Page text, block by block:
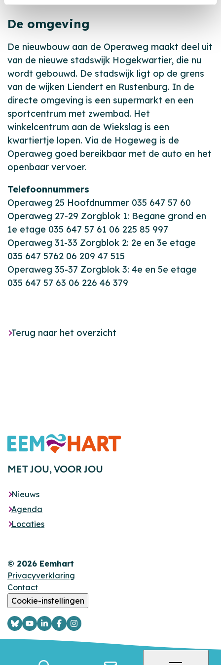
De omgeving
De nieuwbouw aan de Operaweg maakt deel uit
van de nieuwe stadswijk Hogekwartier, die nu
wordt gebouwd. De stadswijk ligt op de grens
van de wijken Liendert en Rustenburg. In de
directe omgeving is een supermarkt en een
sportcentrum met zwembad. Het
winkelcentrum aan de Wiekslag is een
kwartiertje lopen. Via de Hogeweg is de
Operaweg goed bereikbaar met de auto en het
openbaar vervoer.
Telefoonnummers
Operaweg 25 Hoofdnummer 035 647 57 60
Operaweg 27-29 Zorgblok 1: Begane grond en
1e etage 035 647 57 61 06 225 85 997
Operaweg 31-33 Zorgblok 2: 2e en 3e etage
035 647 5762 06 209 47 515
Operaweg 35-37 Zorgblok 3: 4e en 5e etage
035 647 57 63 06 226 46 379
Terug naar het overzicht
Footer
MET JOU,VOOR JOU
Nieuws
Agenda
Locaties
© 2026 Eemhart
Privacyverklaring
Contact
Cookie-instellingen
Logo
Bsky
Logo
YouTube
Logo
LinkedIn
Logo
Facebook
Logo
Instagram